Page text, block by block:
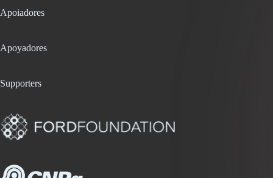
Apoiadores
Apoyadores
Supporters